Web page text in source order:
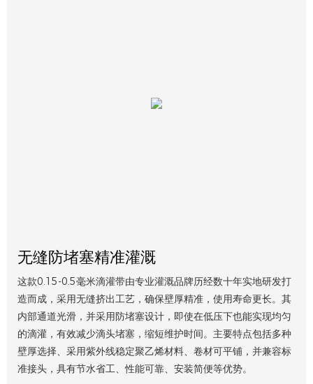
无缝防堵塞精准灌溉
这款0.15-0.5毫米滴灌带由专业灌溉品牌历经数十年实地研发打
造而成，采用无缝挤出工艺，确保壁厚精准，使用寿命更长。其
内部通道光滑，并采用防堵塞设计，即使在低压下也能实现均匀
的滴灌，有效减少滴头堵塞，缩短维护时间。主要特点包括多种
壁厚选择、采用紫外线稳定聚乙烯材料、卷材可平铺，并兼容标
准接头，具有节水省工、性能可靠、安装简便等优势。